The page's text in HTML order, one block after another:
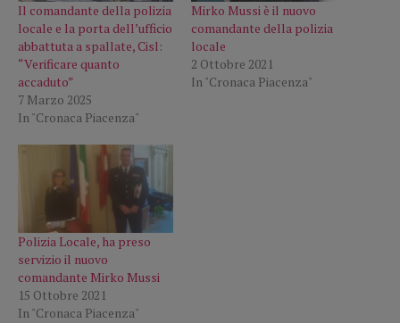
Il comandante della polizia
locale e la porta dell’ufficio
abbattuta a spallate, Cisl:
“Verificare quanto
accaduto”
7 Marzo 2025
In "Cronaca Piacenza"
Mirko Mussi è il nuovo
comandante della polizia
locale
2 Ottobre 2021
In "Cronaca Piacenza"
Polizia Locale, ha preso
servizio il nuovo
comandante Mirko Mussi
15 Ottobre 2021
In "Cronaca Piacenza"